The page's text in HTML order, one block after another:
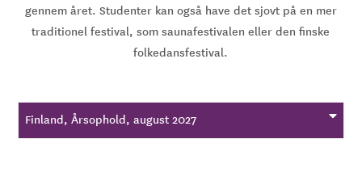
gennem året. Studenter kan også have det sjovt på en mer
traditionel festival, som saunafestivalen eller den finske
folkedansfestival.
Finland, Årsophold, august 2027